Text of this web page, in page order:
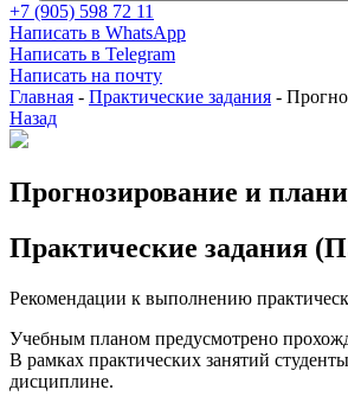
+7 (905) 598 72 11
Написать в WhatsApp
Написать в Telegram
Написать на почту
Главная - Практические задания -
Назад
Прогнозирование и
Практические задания
Рекомендации к выполнению
Учебным планом предусмотрено
В рамках практических занятий
дисциплине.